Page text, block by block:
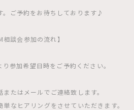
。ご予約をお待ちしております♪
相談会参加の流れ】
参加希望日時をご予約ください。
たはメールでご連絡致します。
なヒアリングをさせていただきます。